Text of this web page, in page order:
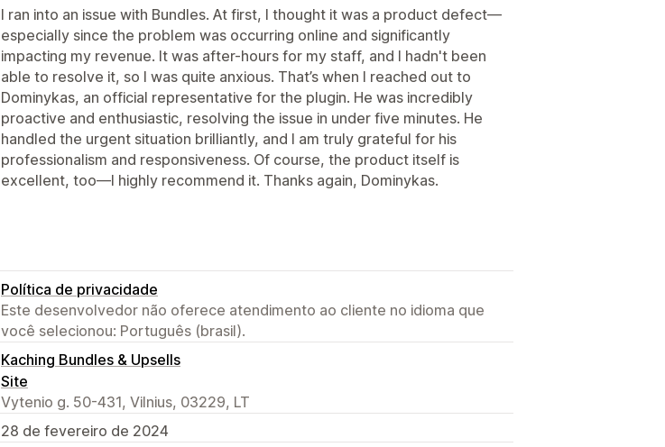
I ran into an issue with Bundles. At first, I thought it was a product defect—
especially since the problem was occurring online and significantly
impacting my revenue. It was after-hours for my staff, and I hadn't been
able to resolve it, so I was quite anxious. That’s when I reached out to
Dominykas, an official representative for the plugin. He was incredibly
proactive and enthusiastic, resolving the issue in under five minutes. He
handled the urgent situation brilliantly, and I am truly grateful for his
professionalism and responsiveness. Of course, the product itself is
excellent, too—I highly recommend it. Thanks again, Dominykas.
Política de privacidade
Este desenvolvedor não oferece atendimento ao cliente no idioma que
você selecionou: Português (brasil).
Kaching Bundles & Upsells
Site
Vytenio g. 50-431, Vilnius, 03229, LT
28 de fevereiro de 2024